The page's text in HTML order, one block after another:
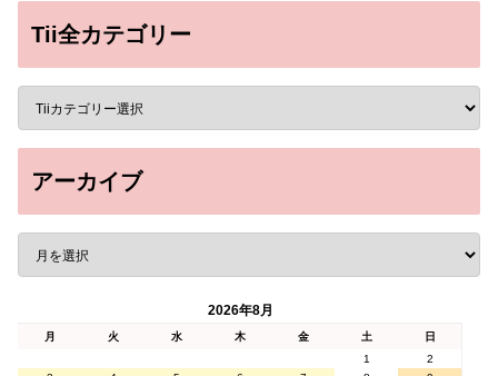
Tii全カテゴリー
アーカイブ
2026年8月
月 火 水 木 金 土
日
1
2